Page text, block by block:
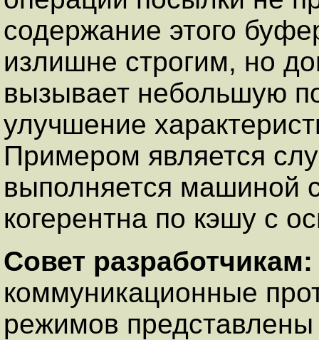
содержание этого
излишне строгим, но
вызывает небольшую
улучшение
Примером является
выполняется машиной
когерентна по кэшу с
Совет
коммуникационные
режимов